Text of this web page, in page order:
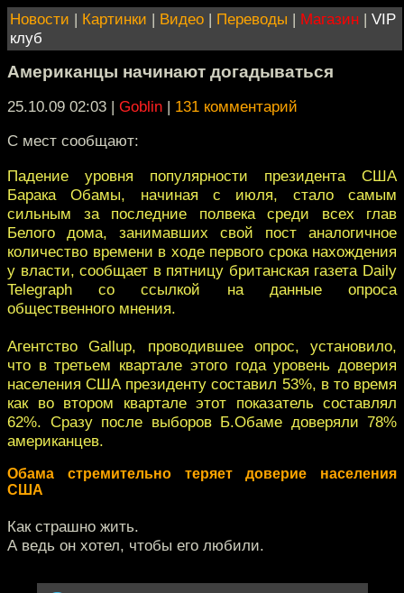
Новости | Картинки | Видео | Переводы | Магазин | VIP
клуб
Американцы начинают догадываться
25.10.09 02:03 | Goblin | 131 комментарий
С мест сообщают:
Падение уровня популярности президента США
Барака Обамы, начиная с июля, стало самым
сильным за последние полвека среди всех глав
Белого дома, занимавших свой пост аналогичное
количество времени в ходе первого срока нахождения
у власти, сообщает в пятницу британская газета Daily
Telegraph со ссылкой на данные опроса
общественного мнения.
Агентство Gallup, проводившее опрос, установило,
что в третьем квартале этого года уровень доверия
населения США президенту составил 53%, в то время
как во втором квартале этот показатель составлял
62%. Сразу после выборов Б.Обаме доверяли 78%
американцев.
Обама стремительно теряет доверие населения
США
Как страшно жить.
А ведь он хотел, чтобы его любили.